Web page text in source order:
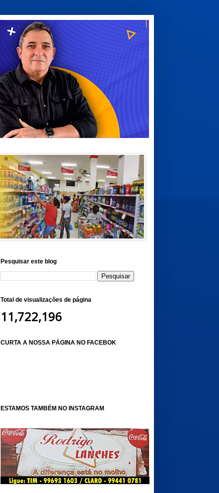
Pesquisar este blog
Total de visualizações de página
11,722,196
CURTA A NOSSA PÁGINA NO FACEBOK
ESTAMOS TAMBÉM NO INSTAGRAM